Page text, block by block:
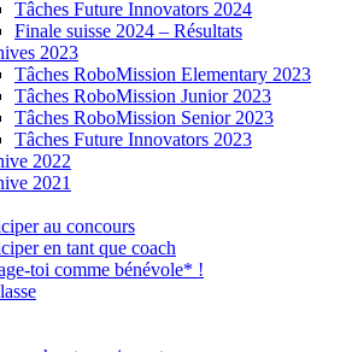
Tâches Future Innovators 2024
Finale suisse 2024 – Résultats
2023
Tâches RoboMission Elementary 2023
Tâches RoboMission Junior 2023
Tâches RoboMission Senior 2023
Tâches Future Innovators 2023
2022
2021
au concours
en tant que coach
toi comme bénévole* !